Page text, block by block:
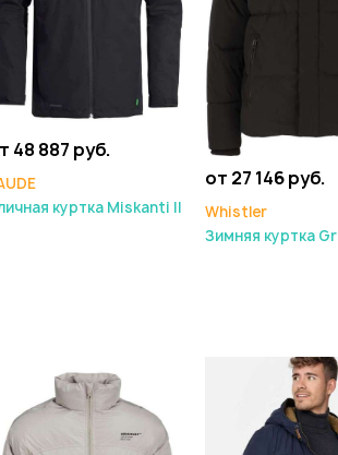
48 887 руб.
куртка Miskanti II
от 27 146 руб.
Whistler
Зимняя куртка